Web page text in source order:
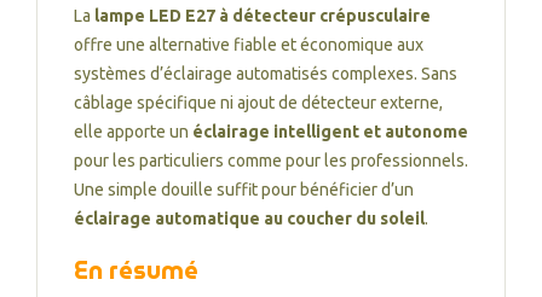
La lampe LED E27 à détecteur crépusculaire
offre une alternative fiable et économique aux
systèmes d’éclairage automatisés complexes. Sans
câblage spécifique ni ajout de détecteur externe,
elle apporte un éclairage intelligent et autonome
pour les particuliers comme pour les professionnels.
Une simple douille suffit pour bénéficier d’un
éclairage automatique au coucher du soleil.
En résumé